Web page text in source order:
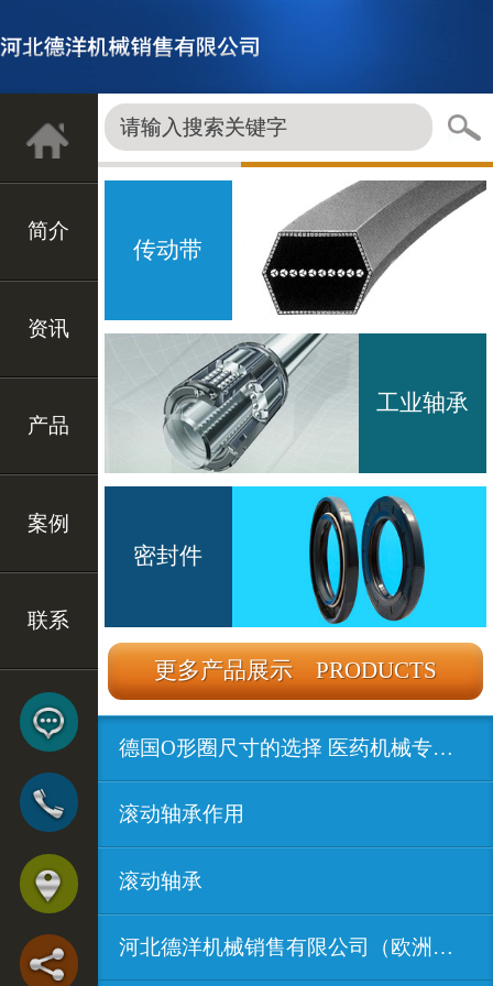
简介
资讯
产品
案例
联系
传动带
工业轴承
密封件
更多产品展示 PRODUCTS
德国O形圈尺寸的选择 医药机械专用密...
滚动轴承作用
滚动轴承
河北德洋机械销售有限公司（欧洲进口...